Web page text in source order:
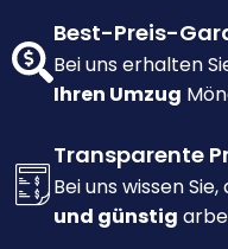
Best-Preis-
Bei uns erhalten
Ihren Umzug
Transparente
Bei uns wissen Sie,
und günstig